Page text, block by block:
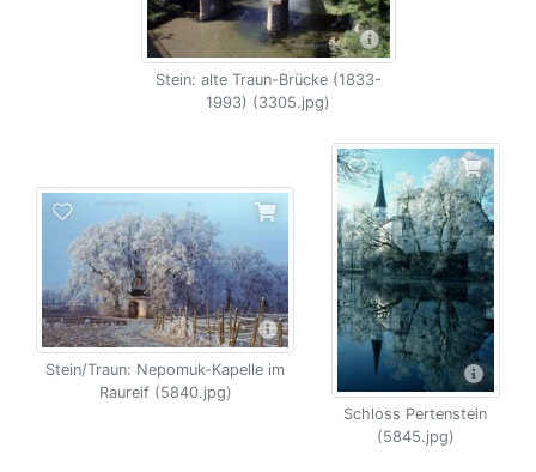
Stein: alte Traun-Brücke (1833-
1993) (3305.jpg)
Stein/Traun: Nepomuk-Kapelle im
Raureif (5840.jpg)
Schloss Pertenstein
(5845.jpg)